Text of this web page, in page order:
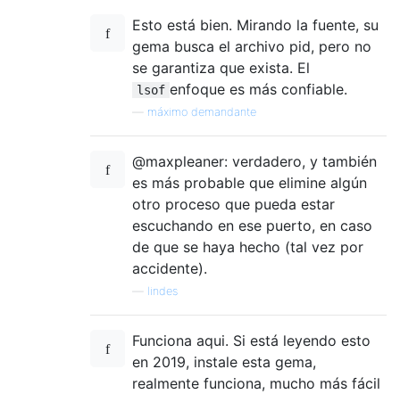
Esto está bien. Mirando la fuente, su
gema busca el archivo pid, pero no
se garantiza que exista. El
lsof enfoque es más confiable.
máximo demandante
@maxpleaner: verdadero, y también
es más probable que elimine algún
otro proceso que pueda estar
escuchando en ese puerto, en caso
de que se haya hecho (tal vez por
accidente).
lindes
Funciona aqui. Si está leyendo esto
en 2019, instale esta gema,
realmente funciona, mucho más fácil